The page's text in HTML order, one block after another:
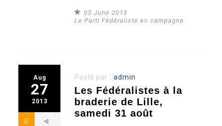
05 June 2013
Le Parti Fédéraliste en campagne
Aug
27
2013
0
Posté par :admin
Les Fédéralistes à la
braderie de Lille,
samedi 31 août